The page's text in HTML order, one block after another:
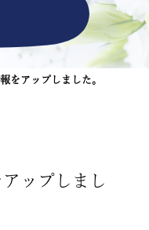
をアップしました。
ップしまし